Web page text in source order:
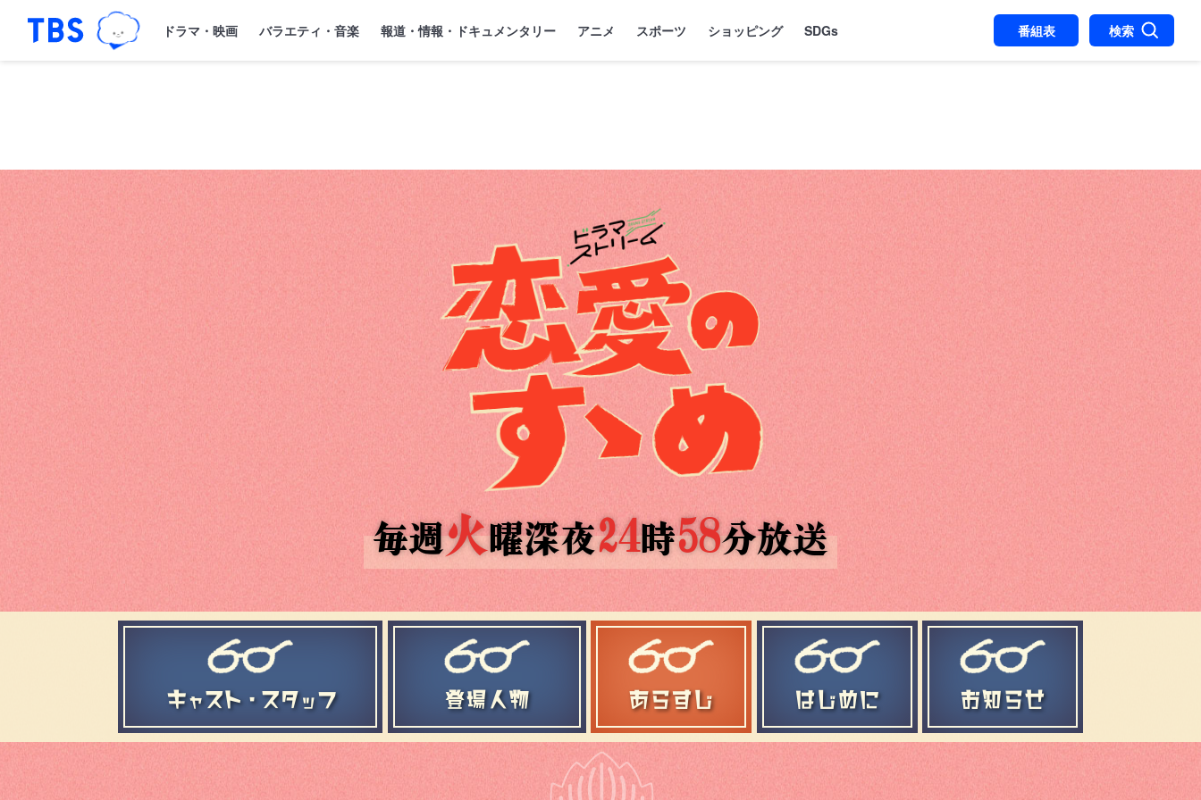
「TBSテレビ｜ときめくときを。」トップページ
ドラマ・映画 バラエティ・音楽 報道・情報・ドキュメンタリー アニメ スポーツ ショッピング SDGs 番組表 検索
TBSテレビ：ドラマストリーム『恋愛のすゝめ』
毎週火曜深夜24時58分放送
キャスト・スタッフ 登場人物 あらすじ はじめに お知らせ